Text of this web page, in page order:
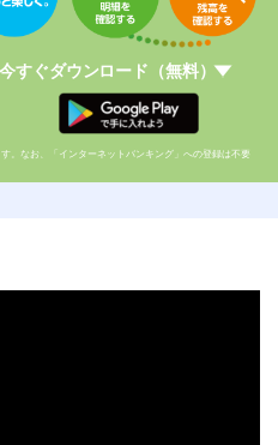
今すぐダウンロード（無料）
。なお、「インターネットバンキング」への登録は不要